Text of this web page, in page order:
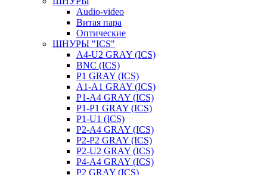
Audio-video
Витая пара
Оптические
ШНУРЫ "ICS"
A4-U2 GRAY (ICS)
BNC (ICS)
P1 GRAY (ICS)
A1-A1 GRAY (ICS)
P1-A4 GRAY (ICS)
P1-P1 GRAY (ICS)
P1-U1 (ICS)
P2-A4 GRAY (ICS)
P2-P2 GRAY (ICS)
P2-U2 GRAY (ICS)
P4-A4 GRAY (ICS)
P2 GRAY (ICS)